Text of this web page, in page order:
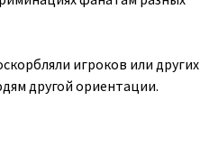
игроков или других
другой ориентации.